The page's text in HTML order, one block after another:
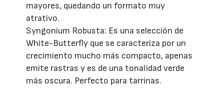
mayores, quedando un formato muy
atrativo.
Syngonium Robusta: Es una selección de
White-Butterfly que se caracteriza por un
crecimiento mucho más compacto, apenas
emite rastras y es de una tonalidad verde
más oscura. Perfecto para tarrinas.